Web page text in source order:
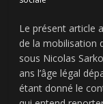
Le présent article
de la mobilisation
sous Nicolas
ans l’âge légal
étant donné le